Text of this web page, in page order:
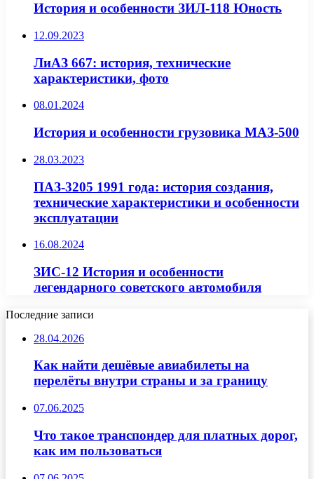
История и особенности ЗИЛ-118 Юность
12.09.2023
ЛиАЗ 667: история, технические
характеристики, фото
08.01.2024
История и особенности грузовика МАЗ-500
28.03.2023
ПАЗ-3205 1991 года: история создания,
технические характеристики и особенности
эксплуатации
16.08.2024
ЗИС-12 История и особенности
легендарного советского автомобиля
Последние записи
28.04.2026
Как найти дешёвые авиабилеты на
перелёты внутри страны и за границу
07.06.2025
Что такое транспондер для платных дорог,
как им пользоваться